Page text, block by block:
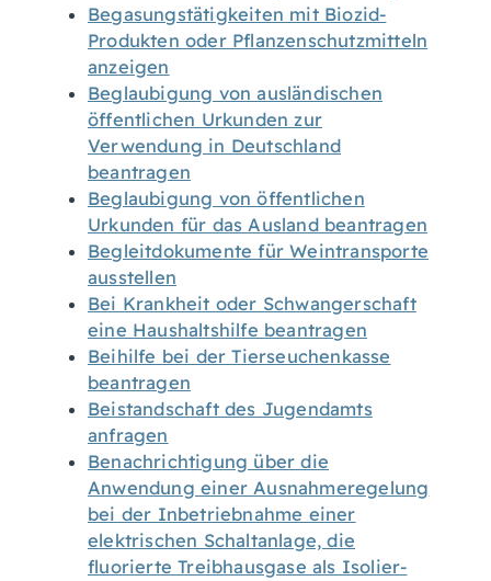
Begasungstätigkeiten mit Biozid-
Produkten oder Pflanzenschutzmitteln
anzeigen
Beglaubigung von ausländischen
öffentlichen Urkunden zur
Verwendung in Deutschland
beantragen
Beglaubigung von öffentlichen
Urkunden für das Ausland beantragen
Begleitdokumente für Weintransporte
ausstellen
Bei Krankheit oder Schwangerschaft
eine Haushaltshilfe beantragen
Beihilfe bei der Tierseuchenkasse
beantragen
Beistandschaft des Jugendamts
anfragen
Benachrichtigung über die
Anwendung einer Ausnahmeregelung
bei der Inbetriebnahme einer
elektrischen Schaltanlage, die
fluorierte Treibhausgase als Isolier-